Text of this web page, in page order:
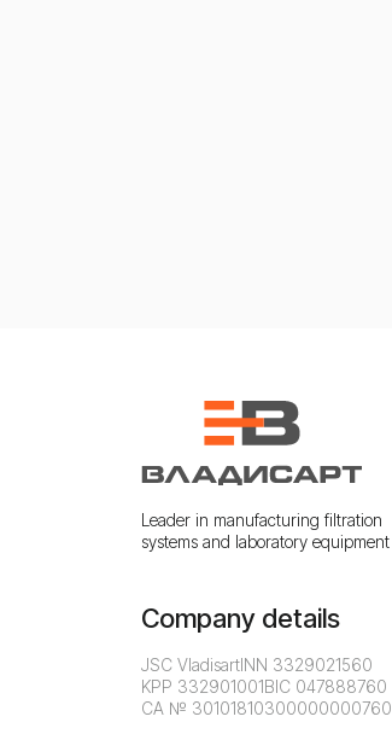
Leader in manufacturing filtration
systems and laboratory equipment
Company details
JSC VladisartINN 3329021560
KPP 332901001BIC 047888760
CA № 30101810300000000760